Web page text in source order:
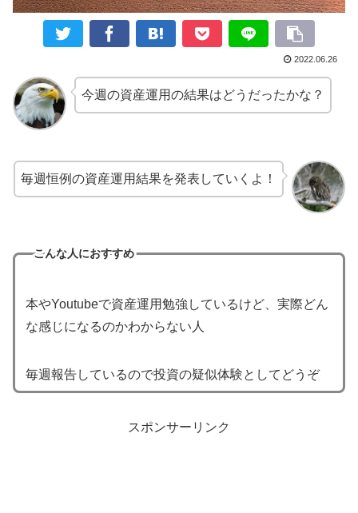
2022.06.26
今週の資産運用の結果はどうだったかな？
毎週恒例の資産運用結果を発表していくよ！
こんな人におすすめ
本やYoutubeで資産運用勉強しているけど、実際どん
な感じになるのかわからない人
毎週報告しているので投資の疑似体験としてどうぞ
スポンサーリンク